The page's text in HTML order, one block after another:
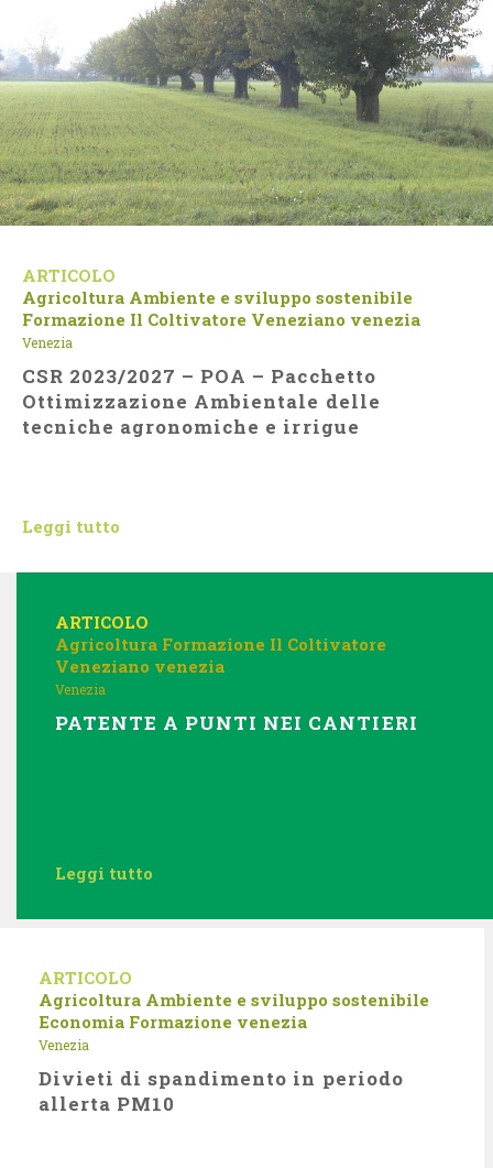
ARTICOLO
Agricoltura Ambiente e sviluppo sostenibile
Formazione Il Coltivatore Veneziano venezia
Venezia
CSR 2023/2027 – POA – Pacchetto
Ottimizzazione Ambientale delle
tecniche agronomiche e irrigue
Leggi tutto
ARTICOLO
Agricoltura Formazione Il Coltivatore
Veneziano venezia
Venezia
PATENTE A PUNTI NEI CANTIERI
Leggi tutto
ARTICOLO
Agricoltura Ambiente e sviluppo sostenibile
Economia Formazione venezia
Venezia
Divieti di spandimento in periodo
allerta PM10